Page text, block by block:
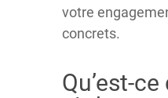
votre
concrets.
Qu’est-